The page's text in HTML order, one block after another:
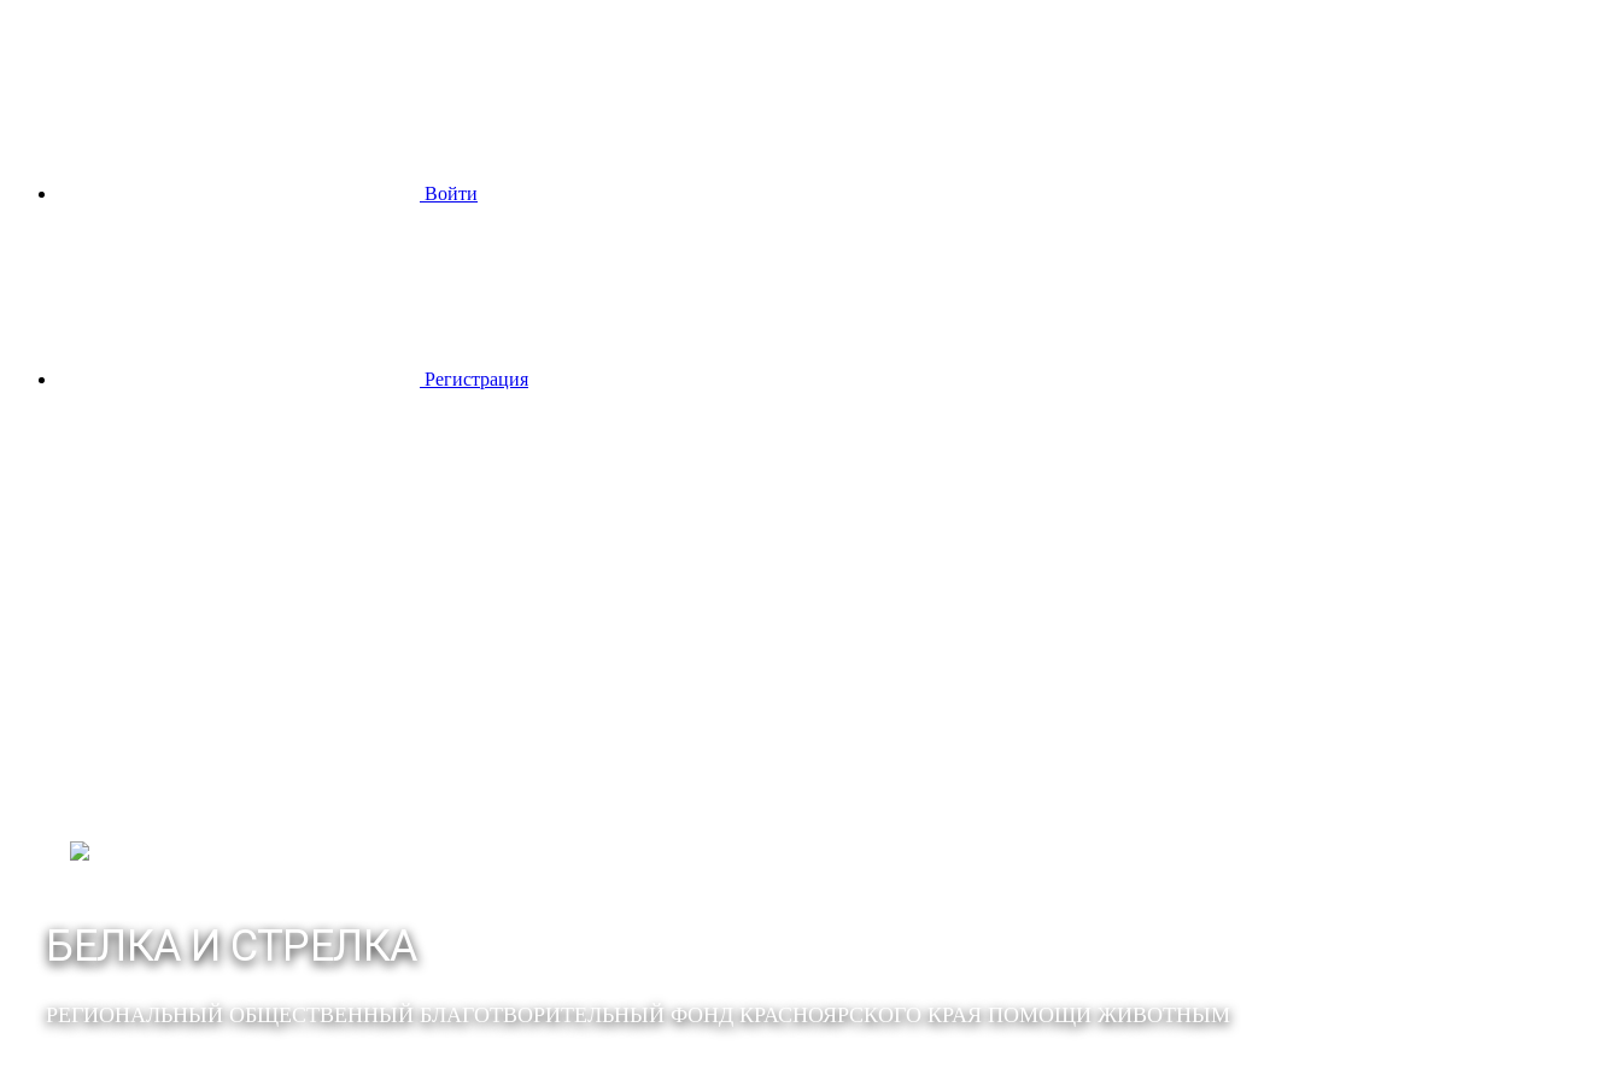
Войти
Регистрация
БЕЛКА И СТРЕЛКА
РЕГИОНАЛЬНЫЙ ОБЩЕСТВЕННЫЙ БЛАГОТВОРИТЕЛЬНЫЙ ФОНД КРАСНОЯРСКОГО КРАЯ ПОМОЩИ ЖИВОТНЫМ